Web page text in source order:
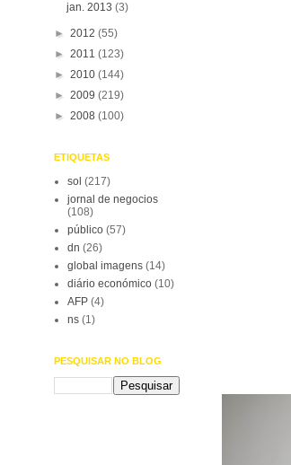
jan. 2013(3)
► 2012 (55)
► 2011 (123)
► 2010 (144)
► 2009 (219)
► 2008 (100)
ETIQUETAS
sol (217)
jornal de negocios
(108)
público (57)
dn (26)
global imagens (14)
diário económico (10)
AFP (4)
ns (1)
PESQUISAR NO BLOG